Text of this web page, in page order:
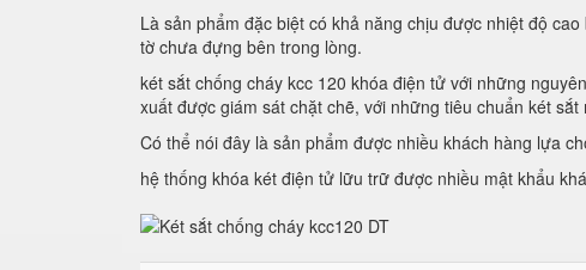
Là sản phẩm đặc biệt có khả năng chịu được nhiệt độ
tờ chưa đựng bên trong lòng.
két sắt chống cháy kcc 120 khóa điện tử với những
xuất được giám sát chặt chẽ, với những tiêu chuẩn két
Có thể nói đây là sản phẩm được nhiều khách hàng lựa
hệ thống khóa két điện tử lữu trữ được nhiều mật khẩu